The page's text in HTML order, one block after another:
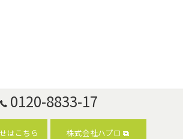
0120-8833-17
はこちら 株式会社ハプロ